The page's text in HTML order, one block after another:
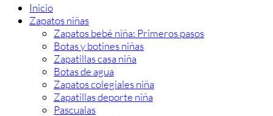
Inicio
Zapatos niñas
Zapatos bebé niña: Primeros pasos
Botas y botines niñas
Zapatillas casa niña
Botas de agua
Zapatos colegiales niña
Zapatillas deporte niña
Pascualas